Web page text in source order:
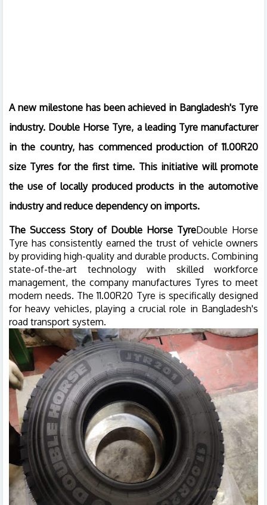
A new milestone has been achieved in Bangladesh's Tyre
industry. Double Horse Tyre, a leading Tyre manufacturer
in the country, has commenced production of 11.00R20
size Tyres for the first time. This initiative will promote
the use of locally produced products in the automotive
industry and reduce dependency on imports.
The Success Story of Double Horse TyreDouble Horse
Tyre has consistently earned the trust of vehicle owners
by providing high-quality and durable products. Combining
state-of-the-art technology with skilled workforce
management, the company manufactures Tyres to meet
modern needs. The 11.00R20 Tyre is specifically designed
for heavy vehicles, playing a crucial role in Bangladesh's
road transport system.